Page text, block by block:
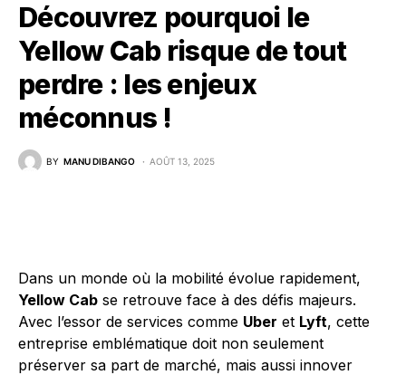
Découvrez pourquoi le
Yellow Cab risque de tout
perdre : les enjeux
méconnus !
BY MANU DIBANGO AOÛT 13, 2025
Dans un monde où la mobilité évolue rapidement,
Yellow Cab se retrouve face à des défis majeurs.
Avec l’essor de services comme Uber et Lyft, cette
entreprise emblématique doit non seulement
préserver sa part de marché, mais aussi innover